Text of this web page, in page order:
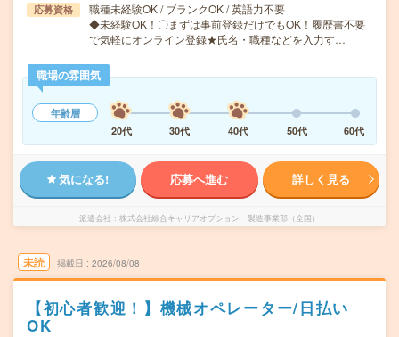
応募資格
職種未経験OK / ブランクOK / 英語力不要
◆未経験OK！〇まずは事前登録だけでもOK！履歴書不要
で気軽にオンライン登録★氏名・職種などを入力す…
職場の雰囲気
年齢層
20代
30代 40代 50代 60代
気になる! 応募へ進む 詳しく見る
派遣会社 株式会社綜合キャリアオプション 製造事業部（全国）
未読 掲載日 2026/08/08
【初心者歓迎！】機械オペレーター/日払い
OK